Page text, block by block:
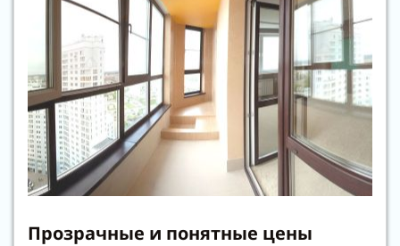
Прозрачные и понятные цены